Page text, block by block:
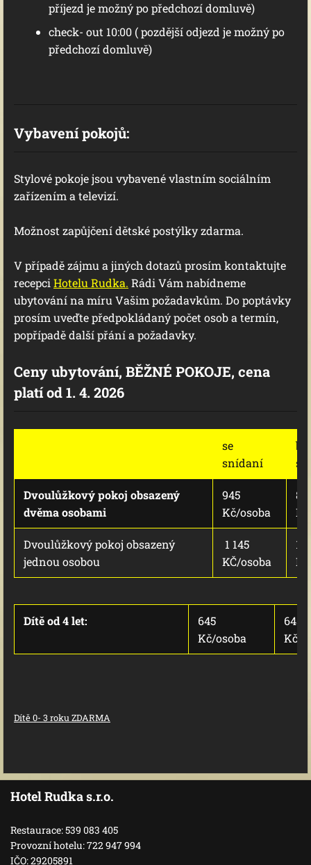
příjezd je možný po předchozí domluvě)
check- out 10:00 ( pozdější odjezd je možný po
předchozí domluvě)
Vybavení pokojů:
Stylové pokoje jsou vybavené vlastním sociálním
zařízením a televizí.
Možnost zapůjčení dětské postýlky zdarma.
V případě zájmu a jiných dotazů prosím kontaktujte
recepci Hotelu Rudka. Rádi Vám nabídneme
ubytování na míru Vašim požadavkům. Do poptávky
prosím uveďte předpokládaný počet osob a termín,
popřípadě další přání a požadavky.
Ceny ubytování, BĚŽNÉ POKOJE, cena
platí od 1. 4. 2026
se
snídaní
Dvoulůžkový pokoj obsazený
dvěma osobami
945
Kč/osoba
Dvoulůžkový pokoj obsazený
jednou osobou
1 145
KČ/osoba
1
Dítě od 4 let:
645
Kč/osoba
645
Kč/
Dítě 0- 3 roku ZDARMA
Hotel Rudka s.r.o.
Restaurace: 539 083 405
Provozní hotelu: 722 947 994
IČO: 29205891